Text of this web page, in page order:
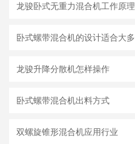
龙骏卧式无重力混合机工作原理
龙骏升降分散机怎样操作
卧式螺带混合机出料方式
双螺旋锥形混合机应用行业